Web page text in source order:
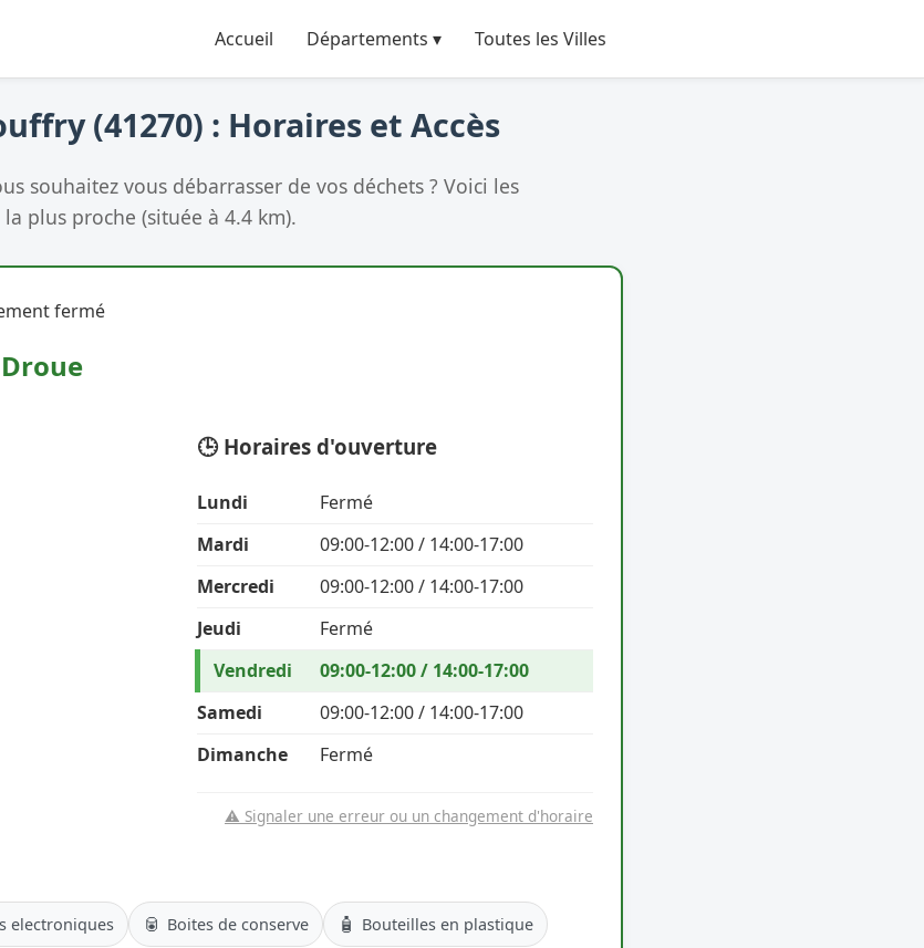
Accueil Départements ▾ Toutes les Villes
(41270) : Horaires et Accès
souhaitez vous débarrasser de vos déchets ? Voici les
plus proche (située à 4.4 km).
fermé
🕒 Horaires d'ouverture
Lundi
Fermé
Mardi
09:00-12:00 / 14:00-17:00
Mercredi
09:00-12:00 / 14:00-17:00
Jeudi
Fermé
Vendredi
09:00-12:00 / 14:00-17:00
Samedi
09:00-12:00 / 14:00-17:00
Dimanche
Fermé
⚠️ Signaler une erreur ou un changement d'horaire
electroniques 🥫 Boites de conserve 🧴 Bouteilles en plastique